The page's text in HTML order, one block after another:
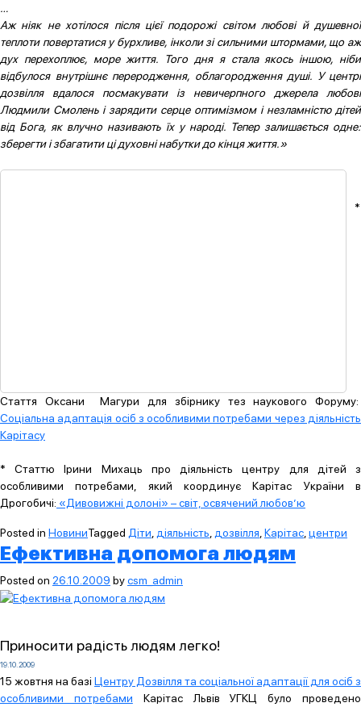
…
Аж ніяк не хотілося після цієї подорожі світом любові й душевної
теплоти повертатися у бурхливе, інколи зі сильними штормами, що аж
дух перехоплює, море життя. Того дня я стала якось іншою, ніби
відбулося внутрішнє переродження, облагородження душі. У центрі
дозвілля вдалося посмакувати із невичерпного джерела любові
Людмили Смолень і зарядити серце оптимізмом і незламністю дітей
від Бога, як влучно називають їх у народі. Тепер залишається одне:
зберегти і збагатити ці духовні набутки до кінця життя.»
*
Стаття Оксани Магури для збірнику тез наукового Форуму:
Соціальна адаптація осіб з особливими потребами через діяльність
Карітасу
* Статтю Ірини Михаць про діяльність центру для дітей з
особливими потребами, який координує Карітас України в
Дрогобичі: «Дивовижні долоні» – світ, освячений любов’ю
Posted in НовиниTagged Діти діяльність дозвілля Карітас центри
Ефективна допомога людям
Posted on 26.10.2009 bycsm_admin
Приносити радість людям легко!
19.10.2009
15 жовтня на базі Центру Дозвілля та соціальної адаптації для осіб з
особливими потребами Карітас Львів УГКЦ було проведено